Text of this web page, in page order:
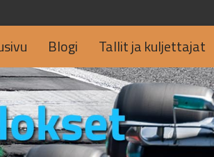
Blogi Tallit ja kuljettajat